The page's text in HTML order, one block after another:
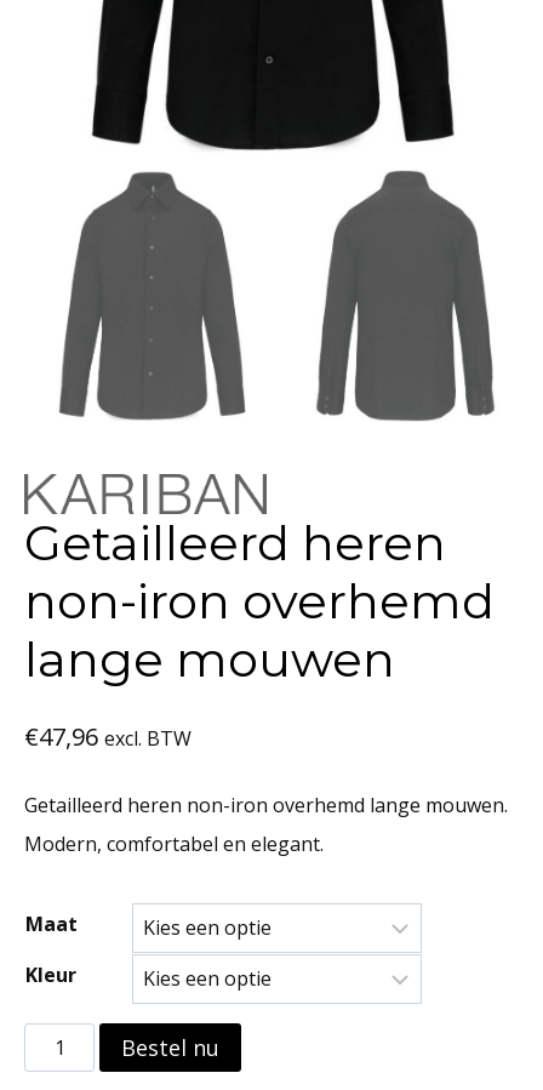
Getailleerd heren
non-iron overhemd
lange mouwen
€47,96 excl. BTW
Getailleerd heren non-iron overhemd lange mouwen.
Modern, comfortabel en elegant.
Maat
Kleur
Getailleerd
heren
Bestel nu